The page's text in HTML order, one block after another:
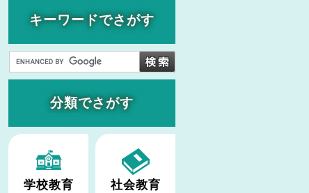
キーワードでさがす
分類でさがす
学校教育 社会教育